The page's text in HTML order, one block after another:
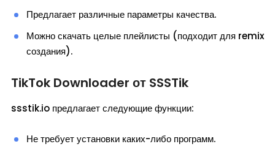
Предлагает различные параметры качества.
Можно скачать целые плейлисты (подходит для remix
создания).
TikTok Downloader от SSSTik
ssstik.io предлагает следующие функции:
Не требует установки каких-либо программ.